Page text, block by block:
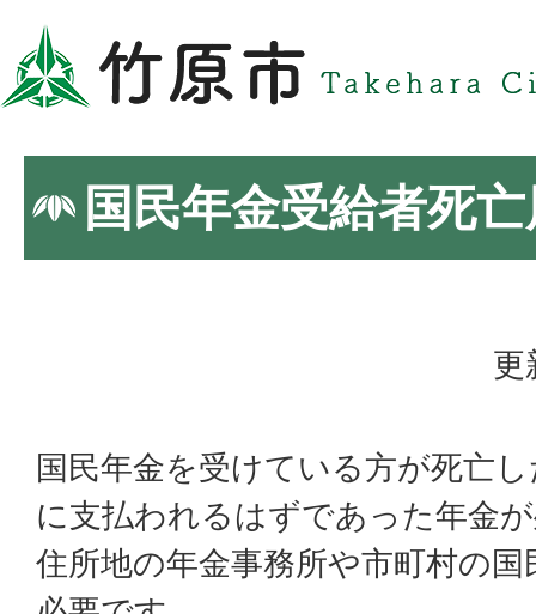
国民年金受給者死
更
国民年金を受けている方が死亡
に支払われるはずであった年金
住所地の年金事務所や市町村の